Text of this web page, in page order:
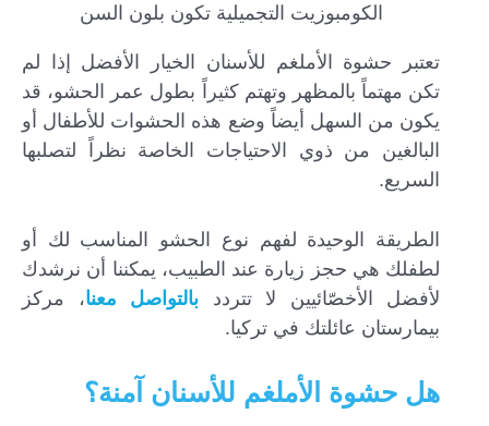
الكومبوزيت التجميلية تكون بلون السن
تعتبر حشوة الأملغم للأسنان الخيار الأفضل إذا لم
تكن مهتماً بالمظهر وتهتم كثيراً بطول عمر الحشو، قد
يكون من السهل أيضاً وضع هذه الحشوات للأطفال أو
البالغين من ذوي الاحتياجات الخاصة نظراً لتصلبها
السريع.
الطريقة الوحيدة لفهم نوع الحشو المناسب لك أو
لطفلك هي حجز زيارة عند الطبيب، يمكننا أن نرشدك
لأفضل الأخصّائيين لا تتردد بالتواصل معنا، مركز
بيمارستان عائلتك في تركيا.
هل حشوة الأملغم للأسنان آمنة؟